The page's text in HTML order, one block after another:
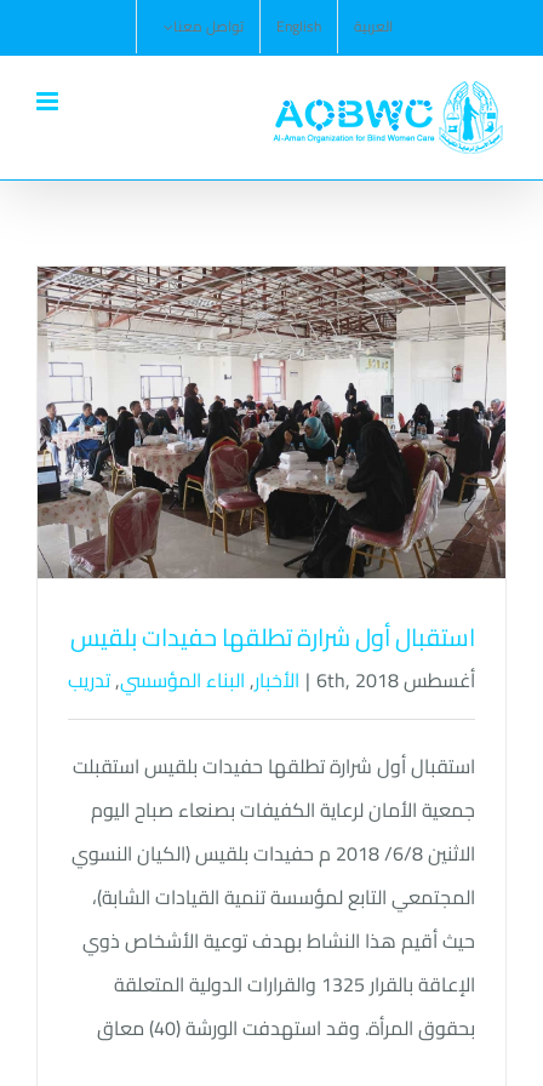
to
content
العربية English تواصل معنا
استقبال أول شرارة تطلقها حفيدات بلقيس
أغسطس 6th, 2018 | الأخبار,البناء المؤسسي,تدريب
استقبال أول شرارة تطلقها حفيدات بلقيس استقبلت
جمعية الأمان لرعاية الكفيفات بصنعاء صباح اليوم
الاثنين 6/8/ 2018 م حفيدات بلقيس (الكيان النسوي
المجتمعي التابع لمؤسسة تنمية القيادات الشابة)،
حيث أقيم هذا النشاط بهدف توعية الأشخاص ذوي
الإعاقة بالقرار 1325 والقرارات الدولية المتعلقة
بحقوق المرأة. وقد استهدفت الورشة (40) معاق